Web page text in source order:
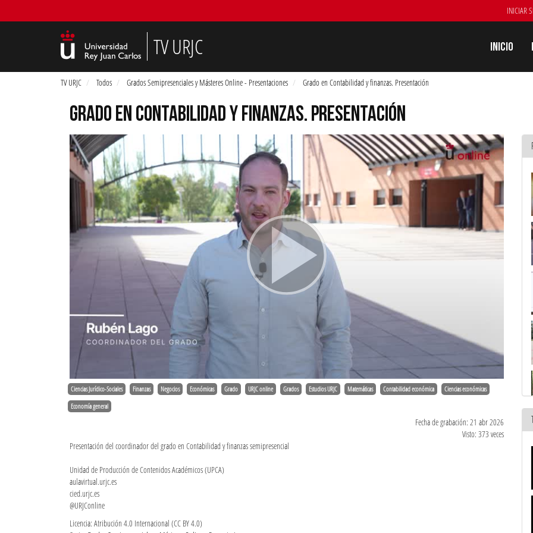
INICIAR
TV URJC Inicio
TV URJC Todos Grados Semipresenciales y Másteres Online - Presentaciones Grado en Contabilidad y finanzas. Presentación
GRADO EN CONTABILIDAD Y FINANZAS. PRESENTACIÓN
Ciencias Jurídico-Sociales Finanzas Negocios Económicas Grado URJC online Grados Estudios URJC Matemáticas Contabilidad económica Ciencias económicas
Economía general
Fecha de grabación: 21 abr 2026
Visto: 373 veces
Presentación del coordinador del grado en Contabilidad y finanzas semipresencial
Unidad de Producción de Contenidos Académicos (UPCA)
aulavirtual.urjc.es
cied.urjc.es
@URJConline
Licencia: Atribución 4.0 Internacional (CC BY 4.0)